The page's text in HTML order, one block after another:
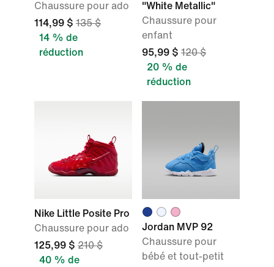
Chaussure pour ado
114,99 $ 135 $
14 % de
réduction
"White Metallic"
Chaussure pour
enfant
95,99 $ 120 $
20 % de
réduction
Nike Little Posite Pro
Chaussure pour ado
125,99 $ 210 $
40 % de
Jordan MVP 92
Chaussure pour
bébé et tout-petit